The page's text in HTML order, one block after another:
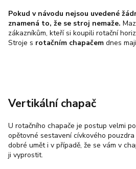
Pokud v návodu nejsou uvedené
znamená to, že se stroj nemaže.
zákazníkům, kteří si koupili rotační
Stroje s rotačním chapačem dnes
Vertikální chapač
U rotačního chapače je postup velmi
opětovné sestavení cívkového
dobré umět i v případě, že se vám v
ji vyprostit.